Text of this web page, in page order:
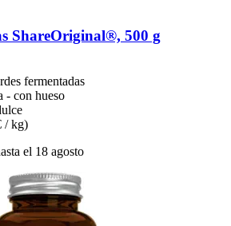
ShareOriginal®, 500 g
fermentadas
- con hueso
/ kg)
el 18 agosto